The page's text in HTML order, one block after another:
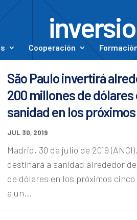
Cooperación
São Paulo invertirá
200 millones de dólares
sanidad en los próximos
JUL 30, 2019
Madrid, 30 de julio de 2019
destinará a sanidad alrededor
de dólares en los próximos
a un...